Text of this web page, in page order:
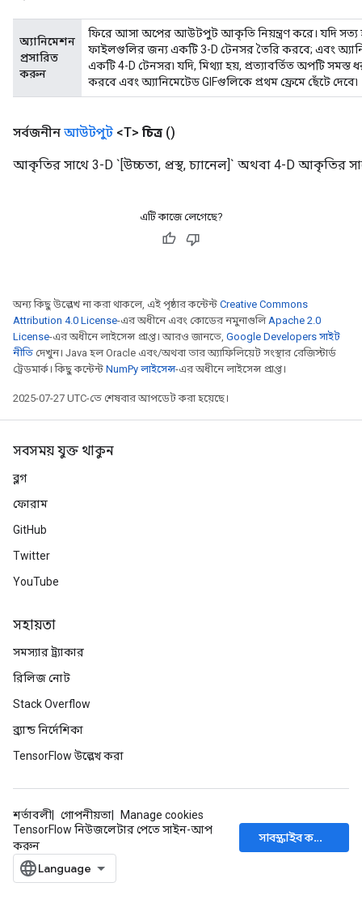
অ্যানিমেশন
প্রসারিত
করুন
ফিরে আসা অপের আউটপুট আকৃতি নিয়ন্ত্রণ করে। যদি সত্য
ফাইলগুলির জন্য একটি 3-D টেনসর তৈরি করবে; এবং
একটি 4-D টেনসর৷ যদি, মিথ্যা হয়, প্রত্যাবর্তিত অপটি
করবে এবং অ্যানিমেটেড GIFগুলিকে প্রথম ফ্রেমে ছেঁটে দেবে৷
সর্বজনীন আউটপুট <T> চিত্র ()
আকৃতির সাথে 3-D `[উচ্চতা, প্রস্থ, চ্যানেল]` অথবা 4-D আকৃতির
এটি কাজে লেগেছে?
অন্য কিছু উল্লেখ না করা থাকলে, এই পৃষ্ঠার কন্টেন্ট Creative Commons
Attribution 4.0 License-এর অধীনে এবং কোডের নমুনাগুলিApache 2.0
License-এর অধীনে লাইসেন্স প্রাপ্ত। আরও জানতে, Google Developers সাইট
নীতি দেখুন। Java হল Oracle এবং/অথবা তার অ্যাফিলিয়েট সংস্থার রেজিস্টার্ড
ট্রেডমার্ক। কিছু কন্টেন্ট NumPy লাইসেন্স-এর অধীনে লাইসেন্স প্রাপ্ত।
2025-07-27 UTC-তে শেষবার আপডেট করা হয়েছে।
সবসময় যুক্ত থাকুন
ব্লগ
ফোরাম
GitHub
Twitter
YouTube
সহায়তা
সমস্যার ট্র্যাকার
রিলিজ নোট
Stack Overflow
ব্র্যান্ড নির্দেশিকা
TensorFlow উল্লেখ করা
শর্তাবলী গোপনীয়তা
Manage cookies
TensorFlow নিউজলেটার পেতে সাইন-আপ
করুন
সাবস্ক্রাইব করুন